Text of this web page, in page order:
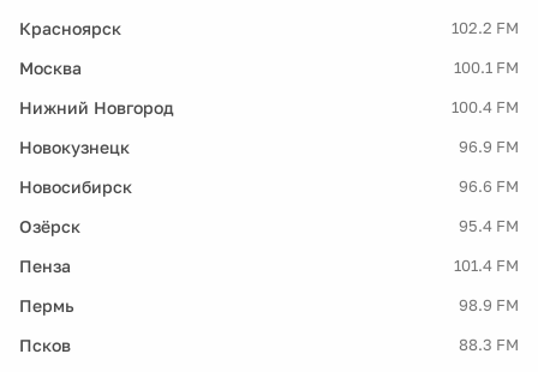
Красноярск 102.2 FM
Москва 100.1 FM
Нижний Новгород 100.4 FM
Новокузнецк 96.9 FM
Новосибирск 96.6 FM
Озёрск 95.4 FM
Пенза 101.4 FM
Пермь 98.9 FM
Псков 88.3 FM